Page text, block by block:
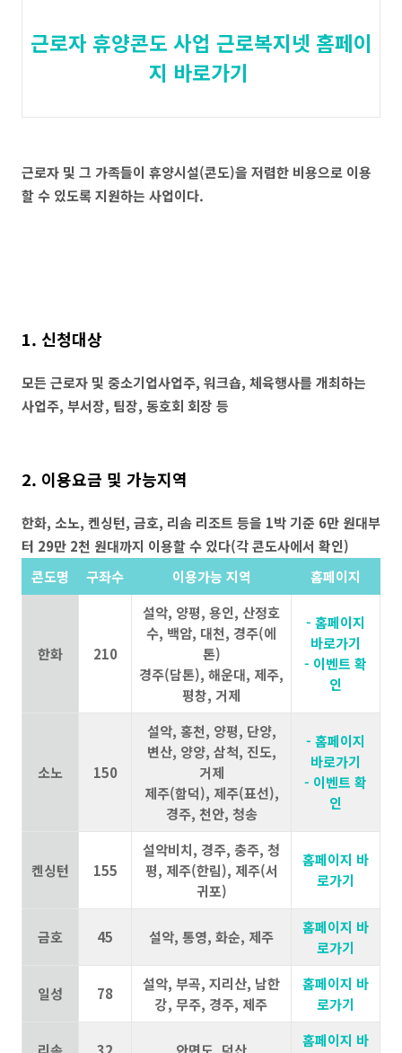
근로자 휴양콘도 사업 근로복지넷 홈페이
지 바로가기
근로자 및 그 가족들이 휴양시설(콘도)을 저렴한 비용으로 이용
할 수 있도록 지원하는 사업이다.
1. 신청대상
모든 근로자 및 중소기업사업주, 워크숍, 체육행사를 개최하는
사업주, 부서장, 팀장, 동호회 회장 등
2. 이용요금 및 가능지역
한화, 소노, 켄싱턴, 금호, 리솜 리조트 등을 1박 기준 6만 원대부
터 29만 2천 원대까지 이용할 수 있다(각 콘도사에서 확인)
콘도명
구좌수 이용가능 지역 홈페이지
한화 210
설악, 양평, 용인, 산정호
수, 백암, 대천, 경주(에
톤)
경주(담톤), 해운대, 제주,
평창, 거제
- 홈페이지
바로가기
- 이벤트 확
인
소노 150
설악, 홍천, 양평, 단양,
변산, 양양, 삼척, 진도,
거제
제주(함덕), 제주(표선),
경주, 천안, 청송
- 홈페이지
바로가기
- 이벤트 확
인
켄싱턴 155
설악비치, 경주, 충주, 청
평, 제주(한림), 제주(서
귀포)
홈페이지 바
로가기
금호 45 설악, 통영, 화순, 제주
홈페이지 바
로가기
일성 78
설악, 부곡, 지리산, 남한
강, 무주, 경주, 제주
홈페이지 바
로가기
홈페이지 바